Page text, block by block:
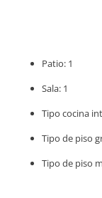
Patio: 1
Sala: 1
Tipo cocina
Tipo de piso
Tipo de piso